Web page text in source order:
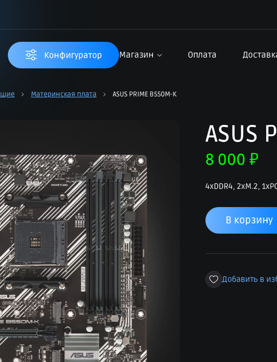
Конфигуратор Магазин Оплата
Материнская плата ASUS PRIME B550M-K
ASUS
8 000₽
4xDDR4, 2xM.2,
В корзину
Добавить в